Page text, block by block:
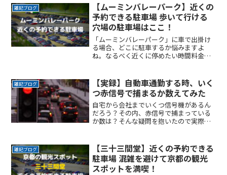
雑記ブログ
【ムーミンバレーパーク】近くの
予約できる駐車場 歩いて行ける
穴場の駐車場はここ！
「ムーミンバレーパーク」に車で出掛け
る場合、どこに駐車するか悩みますよ
ね。なるべく近くに停めたい時間料金を
帰りは渋滞を避けてスムーズに帰りたい
ここでは、「ムーミンバレーReadMore...
雑記ブログ
【実録】自動車通勤する時、いく
つ赤信号で捕まるか数えてみた
自宅から会社までいくつ信号機があるん
だろう？その内、赤信号で捕まっている
か数は？そんな疑問を抱いたので実際に
っかり守り、ゆとりある安全運転でいっ
てらっしゃい！
雑記ブログ
【三十三間堂】近くの予約できる
駐車場 混雑を避けて京都の観光
スポットを満喫！